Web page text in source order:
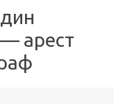
арест